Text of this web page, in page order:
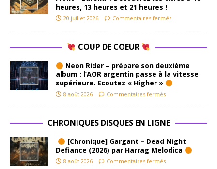
heures, 13 heures et 21 heures !
20 juillet 2026 Commentaires fermés
COUP DE COEUR
Neon Rider – prépare son deuxième
album : l’AOR argentin passe à la vitesse
supérieure. Ecoutez « Higher »
8 août 2026 Commentaires fermés
CHRONIQUES DISQUES EN LIGNE
[Chronique] Gargant – Dead Night
Defiance (2026) par Harrag Melodica
8 août 2026 Commentaires fermés